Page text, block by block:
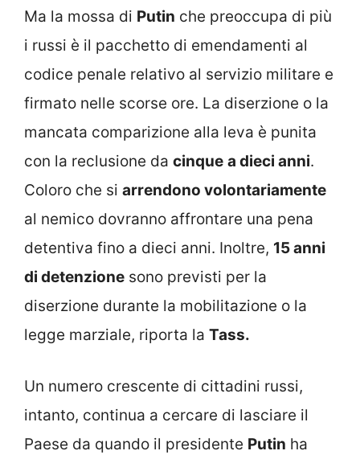
Ma la mossa di Putin che preoccupa di più
i russi è il pacchetto di emendamenti al
codice penale relativo al servizio militare e
firmato nelle scorse ore. La diserzione o la
mancata comparizione alla leva è punita
con la reclusione da cinque a dieci anni.
Coloro che si arrendono volontariamente
al nemico dovranno affrontare una pena
detentiva fino a dieci anni. Inoltre, 15 anni
di detenzione sono previsti per la
diserzione durante la mobilitazione o la
legge marziale, riporta la Tass.
Un numero crescente di cittadini russi,
intanto, continua a cercare di lasciare il
Paese da quando il presidente Putin ha